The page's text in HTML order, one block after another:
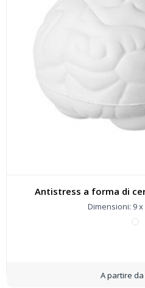
Antistress a forma di
Dimensioni: 9 x